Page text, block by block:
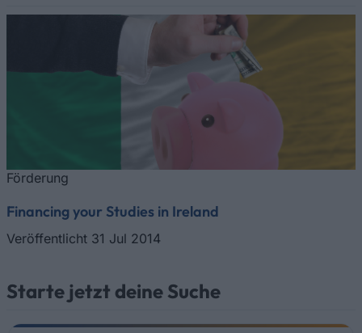
Förderung
Financing your Studies in Ireland
Veröffentlicht 31 Jul 2014
Starte jetzt deine Suche